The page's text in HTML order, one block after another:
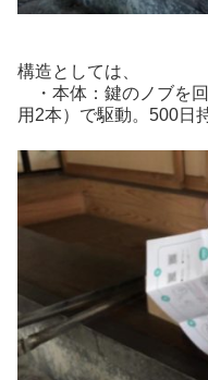
構造としては、
・本体：鍵のノブを
用2本）で駆動。500日